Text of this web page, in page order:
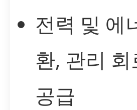
전력 및 에
환, 관리
공급